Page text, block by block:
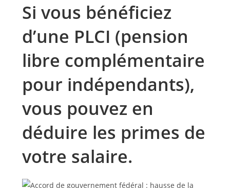
Si vous bénéficiez
d’une PLCI (pension
libre complémentaire
pour indépendants),
vous pouvez en
déduire les primes de
votre salaire.